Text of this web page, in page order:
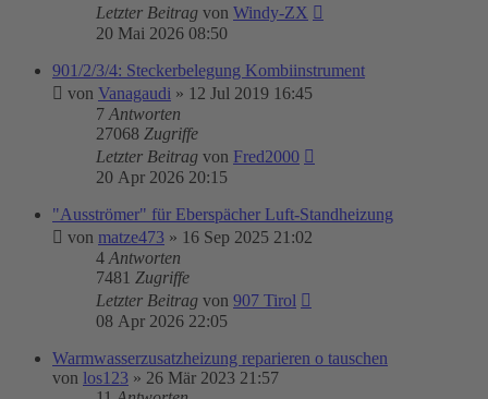
Letzter Beitrag von Windy-ZX
20 Mai 2026 08:50
901/2/3/4: Steckerbelegung Kombiinstrument
von Vanagaudi » 12 Jul 2019 16:45
7 Antworten
27068 Zugriffe
Letzter Beitrag von Fred2000
20 Apr 2026 20:15
"Ausströmer" für Eberspächer Luft-Standheizung
von matze473 » 16 Sep 2025 21:02
4 Antworten
7481 Zugriffe
Letzter Beitrag von 907 Tirol
08 Apr 2026 22:05
Warmwasserzusatzheizung reparieren o tauschen
von los123 » 26 Mär 2023 21:57